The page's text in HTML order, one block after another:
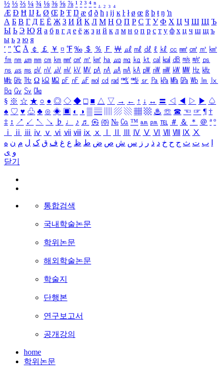
½ ⅓ ⅔ ¼ ¾ ⅛ ⅜ ⅝ ⅞ ¹ ² ³ ⁴ ⁿ ₁ ₂ ₃ ₄
Æ Ð Ħ Ĳ Ł Ø Œ Þ Ŧ Ŋ æ đ ð ħ ı ĳ ĸ ŀ ł ø œ ß þ ŧ ŋ ŉ
А Б В Г Д Е Ё Ж З И Й К Л М Н О П Р С Т У Ф Х Ц Ч Ш Щ Ъ
Ы Ь Э Ю Я а б в г д е ё ж з и й к л м н о п р с т у ф х ц ч ш щ ъ
ы ь э ю я
′ ″ ℃ Å ￠ ￡ ￥ ¤ ℉ ‰ ＄ ％ Ｆ ￦ ㎕ ㎖ ㎗ ℓ ㎘ ㏄ ㎣ ㎤ ㎥ ㎦
㎙ ㎚ ㎛ ㎜ ㎝ ㎞ ㎟ ㎠ ㎡ ㎢ ㏊ ㎍ ㎎ ㎏ ㏏ ㎈ ㎉ ㏈ ㎧ ㎨ ㎰
㎱ ㎲ ㎳ ㎴ ㎵ ㎶ ㎷ ㎸ ㎹ ㎀ ㎁ ㎂ ㎃ ㎄ ㎺ ㎻ ㎽ ㎾ ㎿ ㎐ ㎑
㎒ ㎓ ㎔ Ω ㏀ ㏁ ㎊ ㎋ ㎌ ㏖ ㏅ ㎭ ㎮ ㎯ ㏛ ㎩ ㎪ ㎫ ㎬ ㏝ ㏐
㏓
㏃ ㏉ ㏜ ㏆
§ ※ ☆ ★ ○ ● ◎ ◇ ◆ □ ■ △ ▽ → ← ↑ ↓ ↔ 〓 ◁ ◀ ▷ ▶ ♤
♠ ♡ ♥ ♧ ♣ ⊙ ◈ ▣ ◐ ◑ ▒ ▤ ▨ ▧ ▦ ▩ ♨ ☏ ☎ ☜ ☞ ¶ †
‡ ↕ ↗ ↙ ↖ ↘ ♭ ♩ ♪ ♬ ㉿ ㈜ № ㏇ ™ ㏂ ㏘ ℡ ＃ ＆ ＊ ＠ ª º
ⅰ
ⅱ ⅲ ⅳ ⅴ ⅵ ⅶ ⅷ ⅸ ⅹ Ⅳ Ⅴ Ⅵ Ⅶ Ⅷ Ⅸ Ⅹ
ب ت ث ج ح خ د ذ ر ز س ش ص ض ط ظ ع غ ف ق ک ل م ن ه
و ی
닫기
통합검색
국내학술논문
학위논문
해외학술논문
학술지
단행본
연구보고서
공개강의
home
학위논문